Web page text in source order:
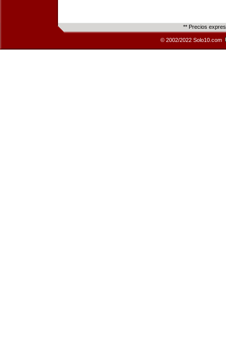
** Precios
© 2002/2022 Solo10.com